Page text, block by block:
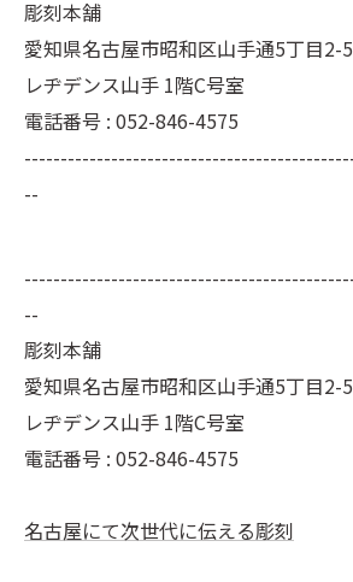
彫刻本舗
愛知県名古屋市昭和区山手通5丁目2-5
レヂデンス山手 1階C号室
電話番号 : 052-846-4575
--
--
彫刻本舗
愛知県名古屋市昭和区山手通5丁目2-5
レヂデンス山手 1階C号室
電話番号 : 052-846-4575
名古屋にて次世代に伝える彫刻